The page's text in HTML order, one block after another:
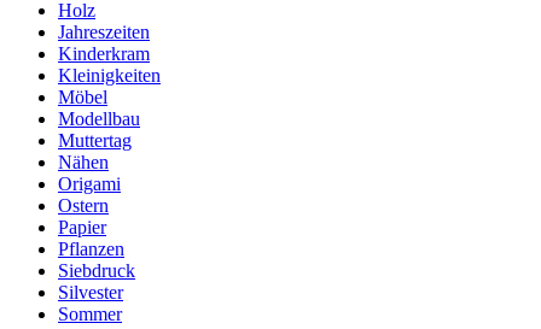
Holz
Jahreszeiten
Kinderkram
Kleinigkeiten
Möbel
Modellbau
Muttertag
Nähen
Origami
Ostern
Papier
Pflanzen
Siebdruck
Silvester
Sommer